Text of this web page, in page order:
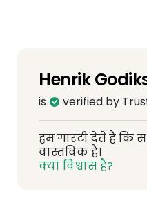
Henrik
is verified by
हम गारंटी देते हैं कि
वास्तविक हैं।
क्या विश्वास है?